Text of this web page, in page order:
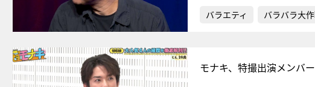
バラエティ バラバラ大
モナキ、特撮出演メンバ